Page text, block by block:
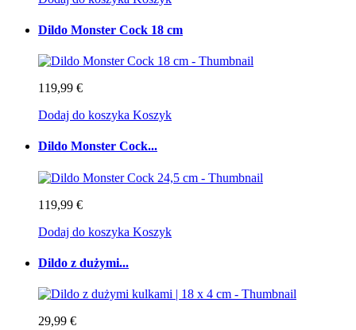
Dildo Monster Cock 18 cm
119,99 €
Dodaj do koszyka Koszyk
Dildo Monster Cock...
119,99 €
Dodaj do koszyka Koszyk
Dildo z dużymi...
29,99 €